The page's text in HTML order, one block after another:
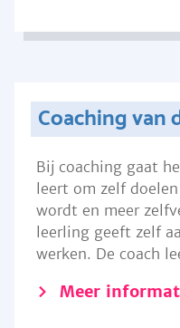
Coaching van
Bij coaching gaat
leert om zelf
wordt en meer
leerling geeft zelf
werken. De coach
Meer